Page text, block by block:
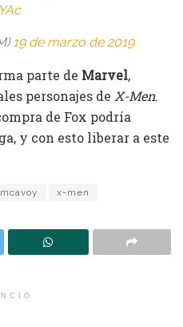
19 de marzo de 2019
parte de Marvel,
personajes de X-Men.
de Fox podría
y con esto liberar a este
x-men